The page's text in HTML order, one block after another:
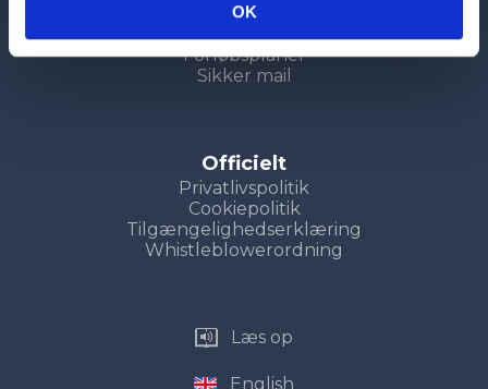
OK
Uddannelsesvejledning
LUP
Forløbsplaner
Sikker mail
Officielt
Privatlivspolitik
Cookiepolitik
Tilgængelighedserklæring
Whistleblowerordning
Læs op
English